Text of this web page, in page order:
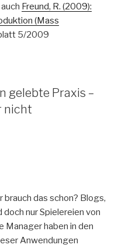
Freund, R. (2009):
(Mass
5/2009
gelebte Praxis –
nicht
brauch das schon? Blogs,
doch nur Spielereien von
Manager haben in den
Anwendungen